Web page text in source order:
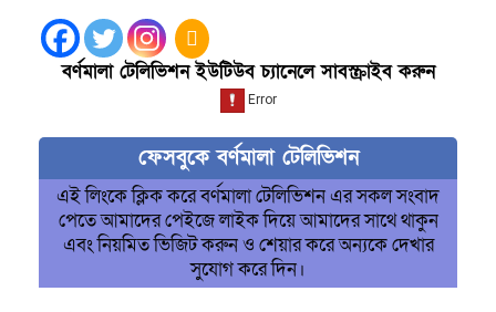
বর্ণমালা টেলিভিশন ইউটিউব চ্যানেলে সাবস্ক্রাইব করুন
ফেসবুকে বর্ণমালা টেলিভিশন
এই লিংকে ক্লিক করে বর্ণমালা টেলিভিশন এর সকল সংবাদ
পেতে আমাদের পেইজে লাইক দিয়ে আমাদের সাথে থাকুন
এবং নিয়মিত ভিজিট করুন ও শেয়ার করে অন্যকে দেখার
সুযোগ করে দিন।